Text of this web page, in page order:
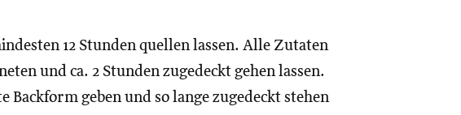
12 Stunden quellen lassen. Alle Zutaten
und ca. 2 Stunden zugedeckt gehen lassen.
Backform geben und so lange zugedeckt stehen